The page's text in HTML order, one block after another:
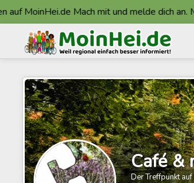
Mach mit und melde dich an.
Café &
Der Treffpunkt